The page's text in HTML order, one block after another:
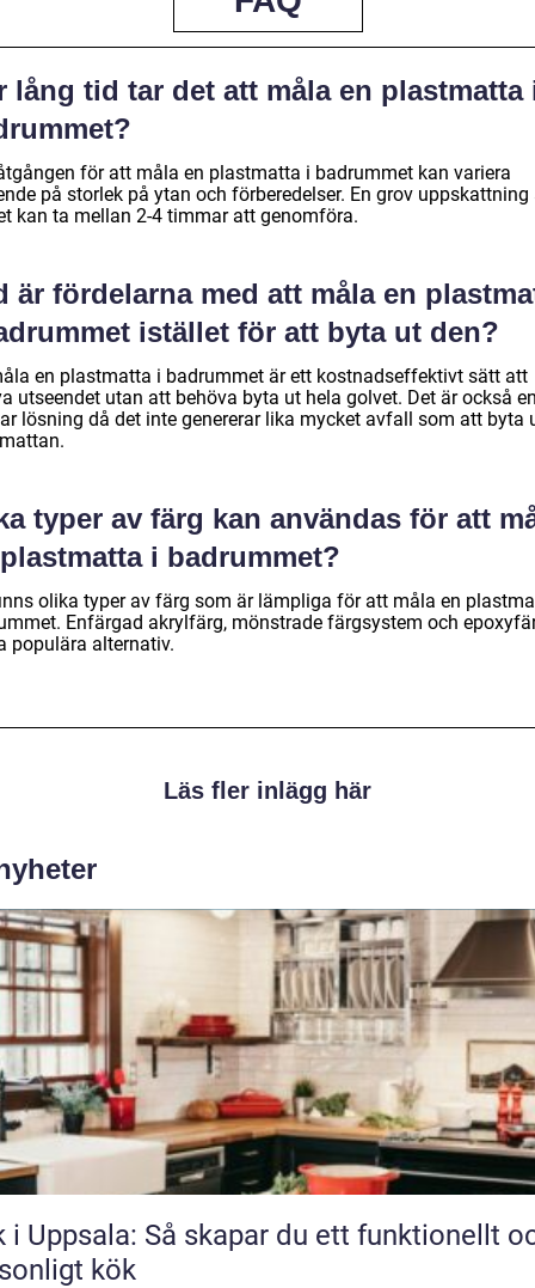
lång tid tar det att måla en plastmatta
för att måla en plastmatta i badrummet kan variera
på storlek på ytan och förberedelser. En grov uppskattning
kan ta mellan 2-4 timmar att genomföra.
är fördelarna med att måla en
istället för att byta ut den?
en plastmatta i badrummet är ett kostnadseffektivt sätt att
utseendet utan att behöva byta ut hela golvet. Det är också
lösning då det inte genererar lika mycket avfall som att byta
typer av färg kan användas för att
i badrummet?
olika typer av färg som är lämpliga för att måla en
Enfärgad akrylfärg, mönstrade färgsystem och
populära alternativ.
Läs fler inlägg här
i Uppsala: Så skapar du ett funktionellt
kök